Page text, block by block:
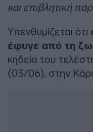
και επιβλητική
Υπενθυμίζεται ότι
έφυγε από τη
κηδεία του
(03/06), στην